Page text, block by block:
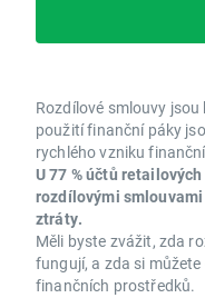
Rozdílové smlouvy
použití finanční páky
rychlého vzniku
U 77 % účtů
rozdílovými
ztráty.
Měli byste zvážit, zda
fungují, a zda si
finančních prostředků.